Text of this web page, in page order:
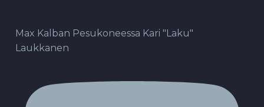
Max Kalban Pesukoneessa Kari "Laku"
Laukkanen